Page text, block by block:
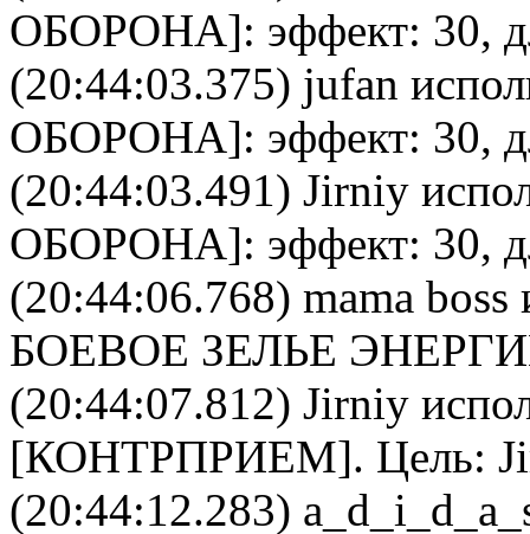
ОБОРОНА]: эффект: 30,
(20:44:03.375) jufan
ОБОРОНА]: эффект: 30,
(20:44:03.491) Jirniy
ОБОРОНА]: эффект: 30,
(20:44:06.768) mama boss
БОЕВОЕ ЗЕЛЬЕ
(20:44:07.812) Jirniy
[КОНТРПРИЕМ]. Цель:
(20:44:12.283)